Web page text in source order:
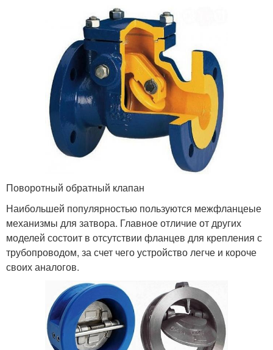
Поворотный обратный клапан
Наибольшей популярностью пользуются межфланцеые
механизмы для затвора. Главное отличие от других
моделей состоит в отсутствии фланцев для крепления с
трубопроводом, за счет чего устройство легче и короче
своих аналогов.